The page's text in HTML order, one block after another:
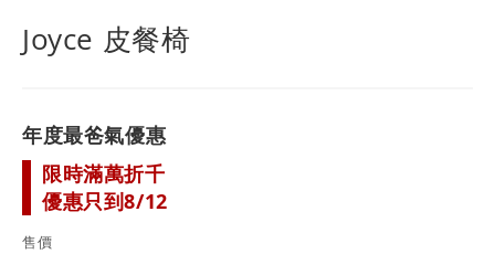
Joyce 皮餐椅
年度最爸氣優惠
限時滿萬折千
優惠只到8/12
售價